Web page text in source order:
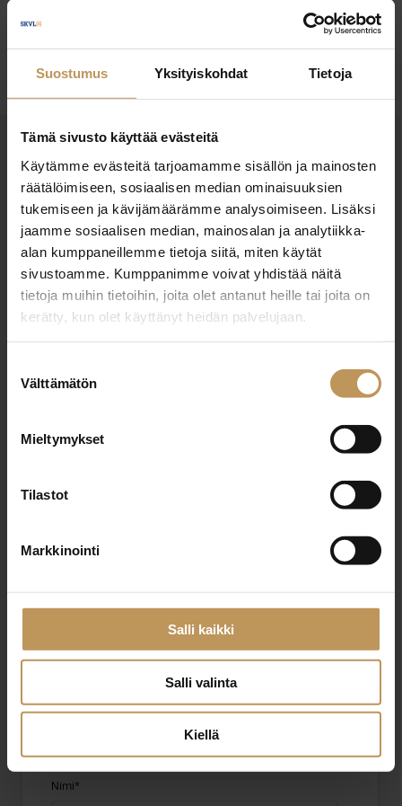
Suostumus Yksityiskohdat Tietoja
Tämä sivusto käyttää evästeitä
Käytämme evästeitä tarjoamamme sisällön ja mainosten
räätälöimiseen, sosiaalisen median ominaisuuksien
tukemiseen ja kävijämäärämme analysoimiseen. Lisäksi
jaamme sosiaalisen median, mainosalan ja analytiikka-
alan kumppaneillemme tietoja siitä, miten käytät
sivustoamme. Kumppanimme voivat yhdistää näitä
tietoja muihin tietoihin, joita olet antanut heille tai joita on
kerätty, kun olet käyttänyt heidän palvelujaan.
valinta
Välttämätön
Mieltymykset
Tilastot
Markkinointi
Salli kaikki
Salli valinta
Kiellä
Ota yhteyttä
Miten voin auttaa
asuntoasioissa?
Jätä yhteystietosi, niin otan yhteyttä
" näyttää pakolliset kentät
Nimi*